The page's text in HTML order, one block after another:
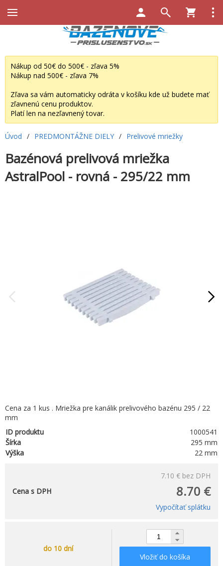
Nákup od 50€ do 500€ - zľava 5%
Nákup nad 500€ - zľava 7%
Zľava sa vám automaticky odráta v košíku kde už budete mať
zľavnenú cenu produktov.
Platí len na nezľavnený tovar.
Úvod / PREDMONTÁŽNE DIELY / Prelivové mriežky
Bazénová prelivová mriežka
AstralPool - rovná - 295/22 mm
Cena za 1 kus . Mriežka pre kanálik prelivového bazénu 295 / 22
mm
ID produktu
1000541
Šírka
295 mm
Výška
22 mm
7.10 € bez DPH
8.70 €
Cena s DPH
Vypočítať splátku
do 10 dní
Vložiť do košíka